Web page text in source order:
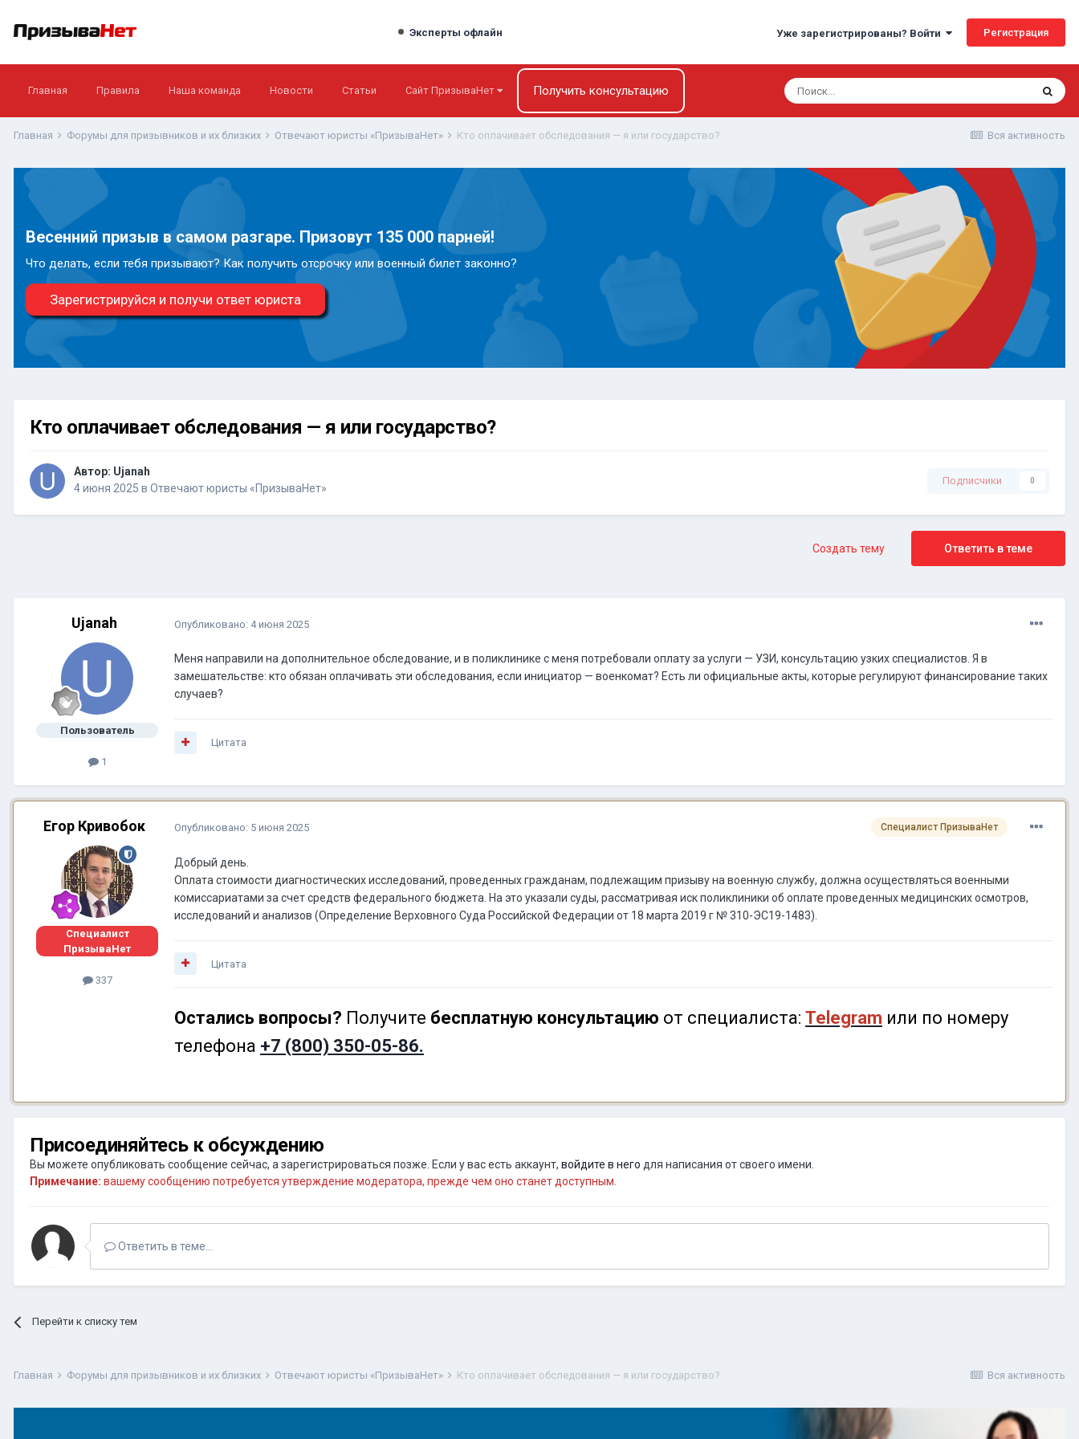
Эксперты офлайн Уже зарегистрированы? Войти Регистрация
Главная Правила Наша команда Новости Статьи Сайт ПризываНет Получить консультацию
Вся активность
Главная Форумы для призывников и их близких Отвечают юристы «ПризываНет» Кто оплачивает обследования — я или государство?
Весенний призыв в самом разгаре. Призовут 135 000 парней!
Что делать, если тебя призывают? Как получить отсрочку или военный билет законно?
Зарегистрируйся и получи ответ юриста
Кто оплачивает обследования — я или государство?
Автор: Ujanah
4 июня 2025 в Отвечают юристы «ПризываНет»
Подписчики 0
Ответить в теме
Создать тему
Ujanah
Пользователь
1
Опубликовано: 4 июня 2025
Меня направили на дополнительное обследование, и в поликлинике с меня потребовали оплату за услуги — УЗИ, консультацию узких специалистов. Я в
замешательстве: кто обязан оплачивать эти обследования, если инициатор — военкомат? Есть ли официальные акты, которые регулируют финансирование таких
случаев?
Цитата
Егор Кривобок
Специалист
ПризываНет
337
Специалист ПризываНет
Опубликовано: 5 июня 2025
Добрый день.
Оплата стоимости диагностических исследований, проведенных гражданам, подлежащим призыву на военную службу, должна осуществляться военными
комиссариатами за счет средств федерального бюджета. На это указали суды, рассматривая иск поликлиники об оплате проведенных медицинских осмотров,
исследований и анализов (Определение Верховного Суда Российской Федерации от 18 марта 2019 г № 310-ЭС19-1483).
Цитата
Остались вопросы? Получите бесплатную консультацию от специалиста: Telegram или по номеру
телефона +7 (800) 350-05-86.
Присоединяйтесь к обсуждению
Вы можете опубликовать сообщение сейчас, а зарегистрироваться позже. Если у вас есть аккаунт, войдите в него для написания от своего имени.
Примечание: вашему сообщению потребуется утверждение модератора, прежде чем оно станет доступным.
Ответить в теме...
Перейти к списку тем
Вся активность
Главная Форумы для призывников и их близких Отвечают юристы «ПризываНет» Кто оплачивает обследования — я или государство?